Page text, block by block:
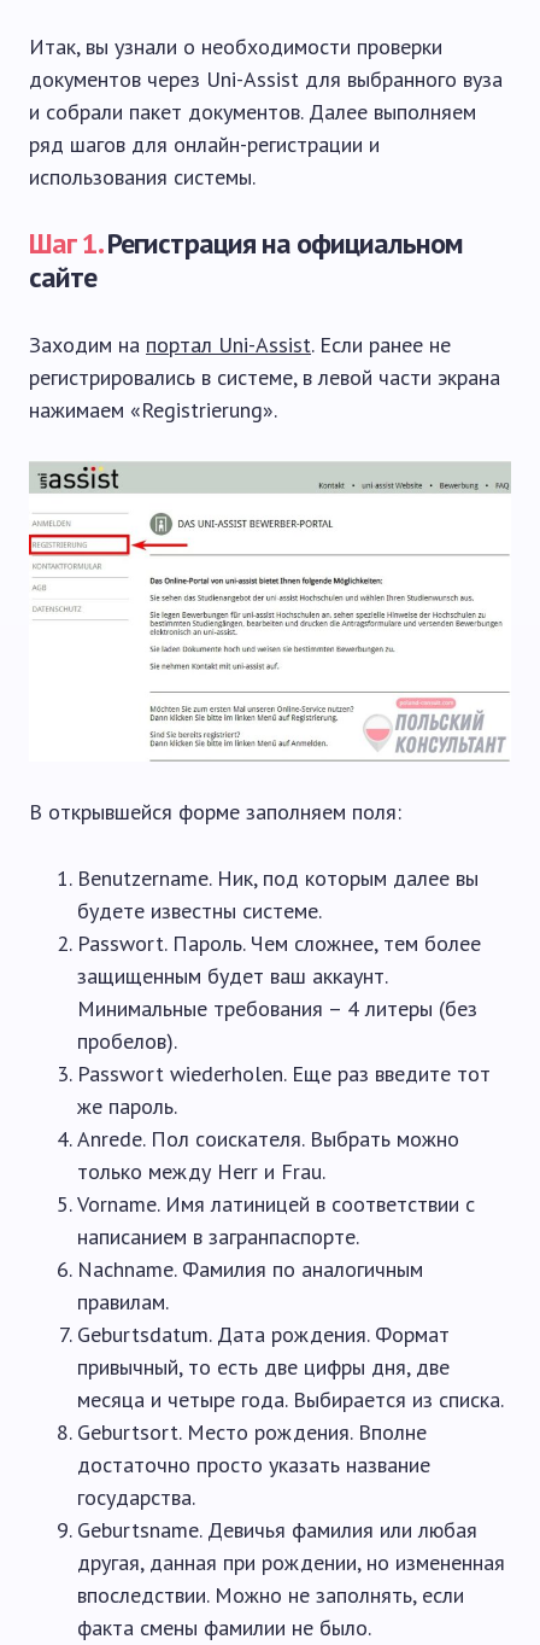
Итак, вы узнали о необходимости проверки
документов через Uni-Assist для выбранного вуза
и собрали пакет документов. Далее выполняем
ряд шагов для онлайн-регистрации и
использования системы.
Шаг 1.Регистрация на официальном
сайте
Заходим на портал Uni-Assist. Если ранее не
регистрировались в системе, в левой части экрана
нажимаем «Registrierung».
В открывшейся форме заполняем поля:
Benutzername. Ник, под которым далее вы
будете известны системе.
Passwort. Пароль. Чем сложнее, тем более
защищенным будет ваш аккаунт.
Минимальные требования – 4 литеры (без
пробелов).
Passwort wiederholen. Еще раз введите тот
же пароль.
Anrede. Пол соискателя. Выбрать можно
только между Herr и Frau.
Vorname. Имя латиницей в соответствии с
написанием в загранпаспорте.
Nachname. Фамилия по аналогичным
правилам.
Geburtsdatum. Дата рождения. Формат
привычный, то есть две цифры дня, две
месяца и четыре года. Выбирается из списка.
Geburtsort. Место рождения. Вполне
достаточно просто указать название
государства.
Geburtsname. Девичья фамилия или любая
другая, данная при рождении, но измененная
впоследствии. Можно не заполнять, если
факта смены фамилии не было.